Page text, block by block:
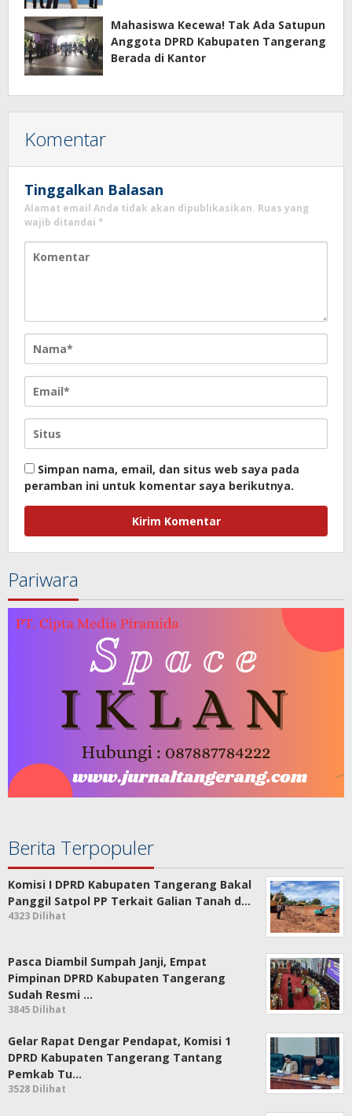
Mahasiswa Kecewa! Tak Ada Satupun
Anggota DPRD Kabupaten Tangerang
Berada di Kantor
Komentar
Tinggalkan Balasan
Alamat email Anda tidak akan dipublikasikan. Ruas yang
wajib ditandai *
Simpan nama, email, dan situs web saya pada
peramban ini untuk komentar saya berikutnya.
Pariwara
Berita Terpopuler
Komisi I DPRD Kabupaten Tangerang Bakal
Panggil Satpol PP Terkait Galian Tanah d…
4323 Dilihat
Pasca Diambil Sumpah Janji, Empat
Pimpinan DPRD Kabupaten Tangerang
Sudah Resmi …
3845 Dilihat
Gelar Rapat Dengar Pendapat, Komisi 1
DPRD Kabupaten Tangerang Tantang
Pemkab Tu…
3528 Dilihat